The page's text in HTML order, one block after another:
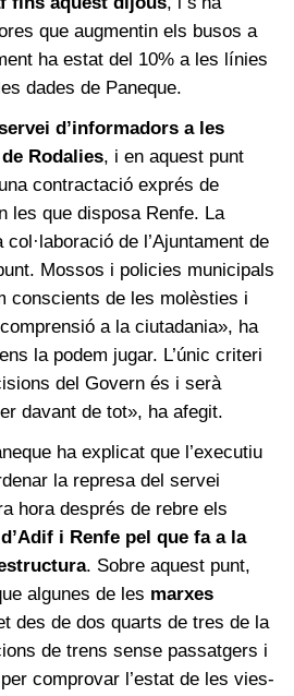
que augmentin els busos a
ha estat del 10% a les línies
dades de Paneque.
d’informadors a les
Rodalies, i en aquest punt
contractació exprés de
les que disposa Renfe. La
de l’Ajuntament de
Mossos i policies municipals
conscients de les molèsties i
a la ciutadania», ha
la podem jugar. L’únic criteri
del Govern és i serà
davant de tot», ha afegit.
ha explicat que l’executiu
la represa del servei
hora després de rebre els
i Renfe pel que fa a la
. Sobre aquest punt,
algunes de les marxes
des de dos quarts de tres de la
de trens sense passatgers i
comprovar l’estat de les vies-